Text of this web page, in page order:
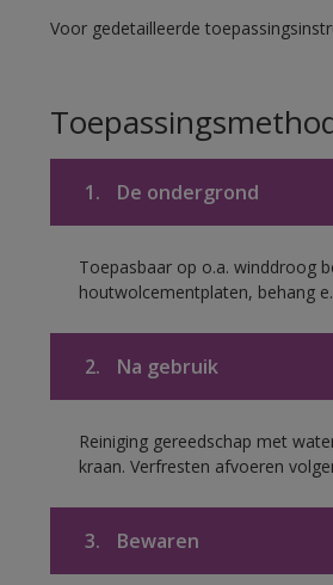
Voor gedetailleerde
1. De ondergrond
Toepasbaar op o.a. winddroog
houtwolcementplaten, behang
2. Na gebruik
Reiniging gereedschap met
kraan. Verfresten afvoeren
3. Bewaren